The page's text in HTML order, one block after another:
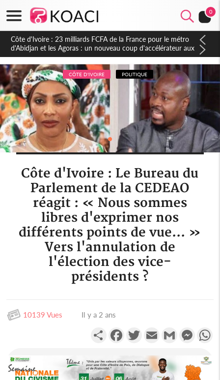
0
Côte d'Ivoire : 23 milliards FCFA de la France pour le métro
d'Abidjan et les Agoras : un nouveau coup d'accélérateur aux
projets structurants
CÔTE D'IVOIRE POLITIQUE
Côte d'Ivoire : Le Bureau du
Parlement de la CEDEAO
réagit : « Nous sommes
libres d'exprimer nos
différents points de vue... »
Vers l'annulation de
l'élection des vice-
présidents ?
10139 Vues Il y a 2 ans
PartagerFacebookTwitterEmail Gmail